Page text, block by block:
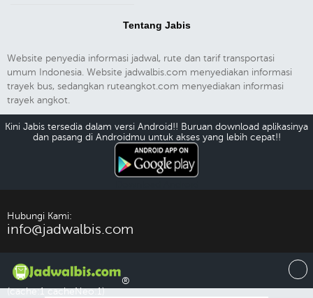
Tentang Jabis
Website penyedia informasi jadwal, rute dan tarif transportasi
umum Indonesia. Website jadwalbis.com menyediakan informasi
trayek bus, sedangkan ruteangkot.com menyediakan informasi
trayek angkot.
Kini Jabis tersedia dalam versi Android!! Buruan download aplikasinya
dan pasang di Androidmu untuk akses yang lebih cepat!!
Hubungi Kami:
info@jadwalbis.com
®
(cache:1 cacheNeo:1)